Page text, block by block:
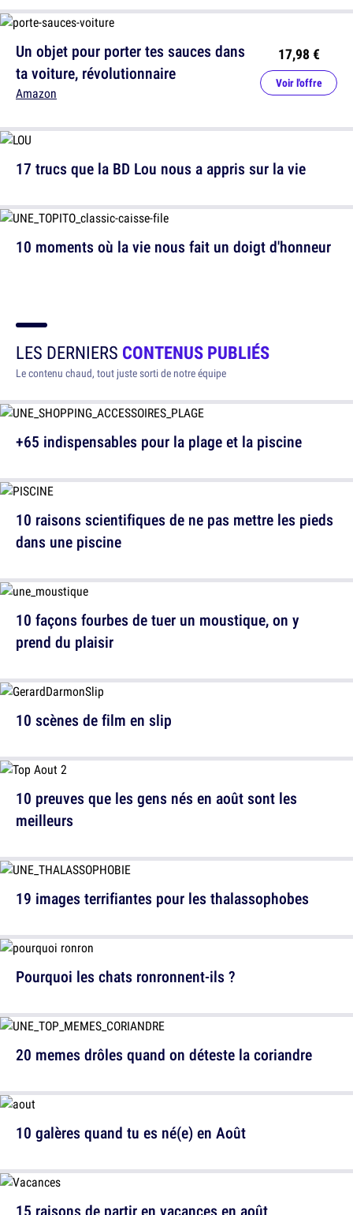
Un objet pour porter tes sauces dans
ta voiture, révolutionnaire
Amazon
17,98 €
Voir l'offre
10 moments où la vie nous fait un doigt d'honneur
17 trucs que la BD Lou nous a appris sur la vie
LES DERNIERS CONTENUS PUBLIÉS
Le contenu chaud, tout juste sorti de notre équipe
+65 indispensables pour la plage et la piscine
10 façons fourbes de tuer un moustique, on y
prend du plaisir
10 preuves que les gens nés en août sont les
meilleurs
Pourquoi les chats ronronnent-ils ?
10 galères quand tu es né(e) en Août
10 raisons scientifiques de ne pas mettre les pieds
dans une piscine
10 scènes de film en slip
19 images terrifiantes pour les thalassophobes
20 memes drôles quand on déteste la coriandre
15 raisons de partir en vacances en août